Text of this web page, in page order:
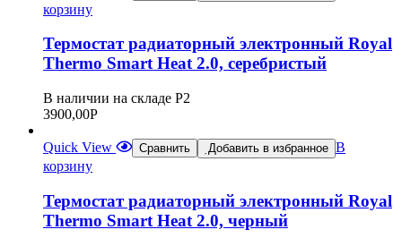
корзину
Термостат радиаторный электронный Royal
Thermo Smart Heat 2.0, серебристый
В наличии на складе Р2
3900,00Р
Quick View Сравнить Добавить в избранное В
корзину
Термостат радиаторный электронный Royal
Thermo Smart Heat 2.0, черный